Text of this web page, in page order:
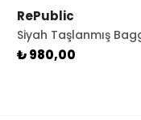
RePublic
Siyah Taşlanmış
Kot Pantolon
₺ 980,00